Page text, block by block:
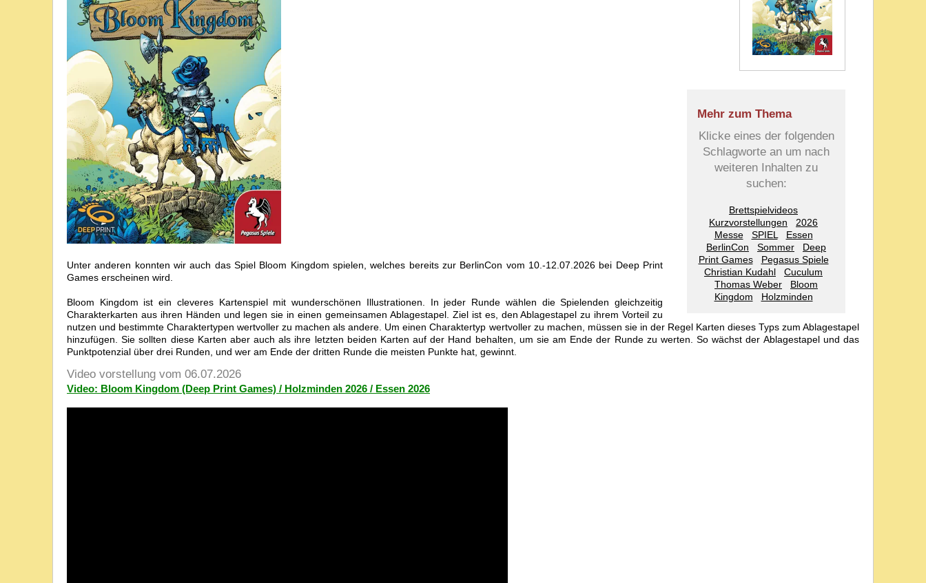
Mehr zum Thema
Klicke eines der folgenden
Schlagworte an um nach
weiteren Inhalten zu
suchen:
Brettspielvideos
Kurzvorstellungen
2026
Messe
SPIEL
Essen
BerlinCon
Sommer
Deep
Print Games
Pegasus Spiele
Christian Kudahl
Cuculum
Thomas Weber
Bloom
Kingdom
Holzminden
Unter anderen konnten wir auch das Spiel Bloom Kingdom spielen, welches bereits zur BerlinCon vom 10.-12.07.2026 bei Deep Print
Games erscheinen wird.
Bloom Kingdom ist ein cleveres Kartenspiel mit wunderschönen Illustrationen. In jeder Runde wählen die Spielenden gleichzeitig
Charakterkarten aus ihren Händen und legen sie in einen gemeinsamen Ablagestapel. Ziel ist es, den Ablagestapel zu ihrem Vorteil zu
nutzen und bestimmte Charaktertypen wertvoller zu machen als andere. Um einen Charaktertyp wertvoller zu machen, müssen sie in der Regel Karten dieses Typs zum Ablagestapel
hinzufügen. Sie sollten diese Karten aber auch als ihre letzten beiden Karten auf der Hand behalten, um sie am Ende der Runde zu werten. So wächst der Ablagestapel und das
Punktpotenzial über drei Runden, und wer am Ende der dritten Runde die meisten Punkte hat, gewinnt.
Video vorstellung vom 06.07.2026
Video: Bloom Kingdom (Deep Print Games) / Holzminden 2026 / Essen 2026